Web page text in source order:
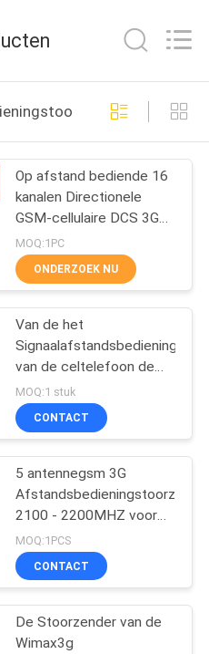
161
van de
89
38
Op afstand bediende 16
kanalen Directionele
GSM-cellulaire DCS 3G
4G 5G GPS-interferentie-
onderdrukker
MOQ:1PC
ONDERZOEK NU
Van de het
Signaalafstandsbediening
van de celtelefoon de
Stoorzender est-502C8
12W 8 Omni
Richtingantennes
MOQ:1 stuk
CONTACT
5 antennegsm 3G
2100 - 2200MHZ voor
Militair
MOQ:1PCS
CONTACT
De Stoorzender van de
Wimax3g